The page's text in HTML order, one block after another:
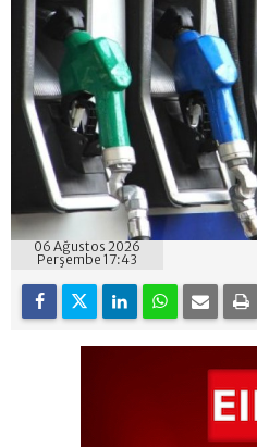
06 Ağustos 2026
Perşembe 17:43